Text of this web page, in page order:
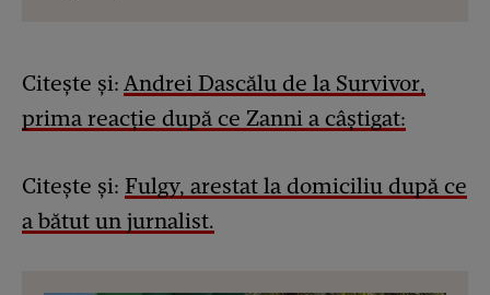
Citește și: Andrei Dascălu de la Survivor,
prima reacție după ce Zanni a câștigat:
Citește și: Fulgy, arestat la domiciliu după ce
a bătut un jurnalist.